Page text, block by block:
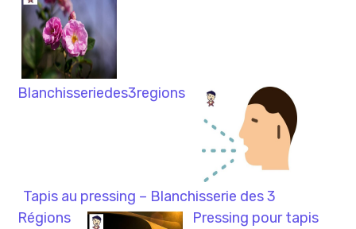
Blanchisseriedes3regions
Tapis au pressing – Blanchisserie des 3
Régions
Pressing pour tapis